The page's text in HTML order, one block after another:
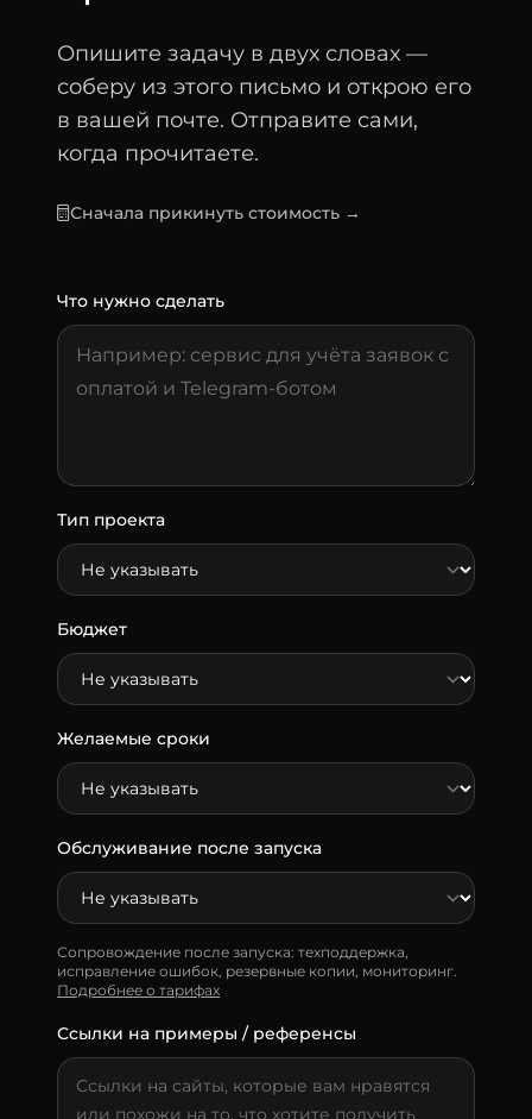
Опишите задачу в двух словах —
соберу из этого письмо и открою его
в вашей почте. Отправите сами,
когда прочитаете.
Сначала прикинуть стоимость →
Что нужно сделать
Тип проекта
Бюджет
Желаемые сроки
Обслуживание после запуска
Сопровождение после запуска: техподдержка,
исправление ошибок, резервные копии, мониторинг.
Подробнее о тарифах
Ссылки на примеры / референсы